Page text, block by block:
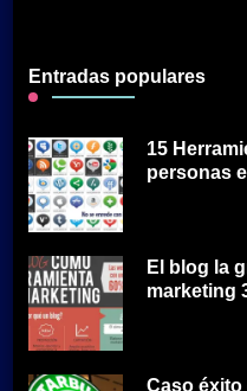
Entradas populares
15
personas
El blog la
marketing
Caso éxito